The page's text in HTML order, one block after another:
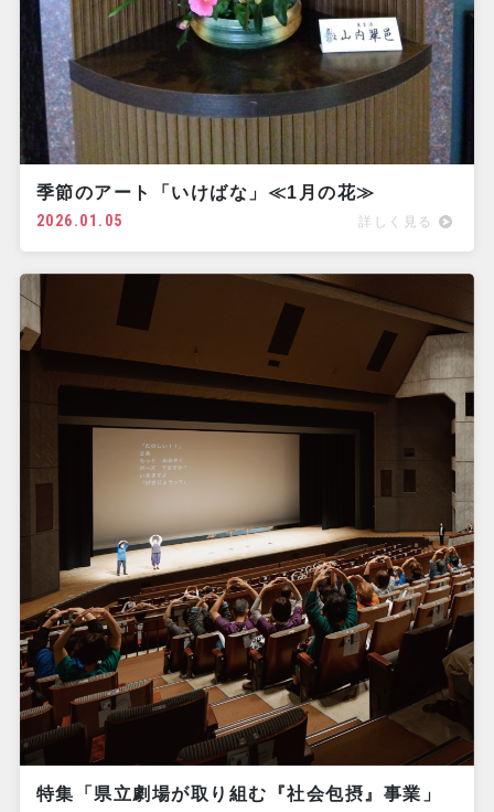
季節のアート「いけばな」≪1月の花≫
2026.01.05 詳しく見る
特集「県立劇場が取り組む『社会包摂』事業」